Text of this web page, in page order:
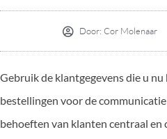
Door: Cor Molenaar
Gebruik de klantgegevens die u
bestellingen voor de
behoeften van klanten centraal